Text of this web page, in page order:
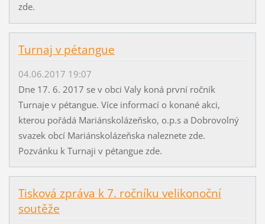
zde.
Turnaj v pétangue
04.06.2017 19:07
Dne 17. 6. 2017 se v obci Valy koná první ročník
Turnaje v pétangue. Více informací o konané akci,
kterou pořádá Mariánskolázeňsko, o.p.s a Dobrovolný
svazek obcí Mariánskolázeňska naleznete zde.
Pozvánku k Turnaji v pétangue zde.
Tisková zpráva k 7. ročníku velikonoční
soutěže